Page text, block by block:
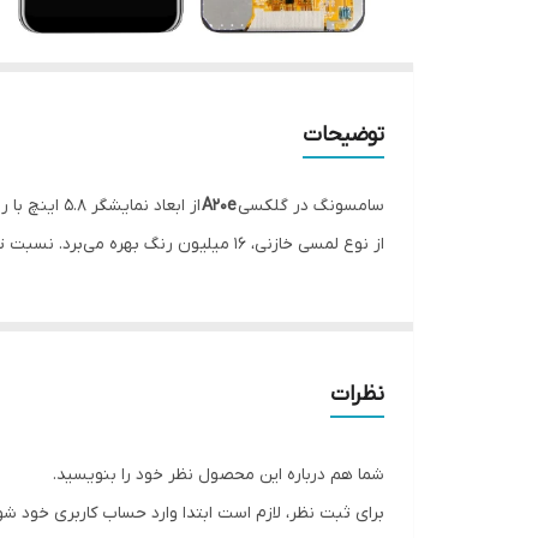
توضیحات
سامسونگ در گلکسیA20eاز ابعاد نمایشگر 5.8 اینچ با رزولوشن 720 در 1560 پیکسل, با تراکم پیکسلی ~296 پیکسل در اینچ استفاده می‌کند. این نمایشگر از پنل پی‌ال‌سی
از نوع لمسی خازنی، 16 میلیون رنگ بهره می‌برد. نسبت تصویر 19.5:9 و نسبت نمایشگر به بدنه ~80.4 درصد در نظر گرفته شده است.
نظرات
شما هم درباره این محصول نظر خود را بنویسید.
برای ثبت نظر، لازم است ابتدا وارد حساب کاربری خود